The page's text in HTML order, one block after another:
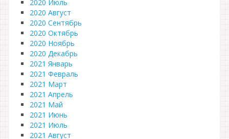
2020 Июль
2020 Август
2020 Сентябрь
2020 Октябрь
2020 Ноябрь
2020 Декабрь
2021 Январь
2021 Февраль
2021 Март
2021 Апрель
2021 Май
2021 Июнь
2021 Июль
2021 Август